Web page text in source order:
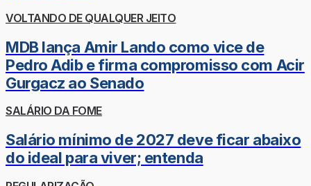
VOLTANDO DE QUALQUER JEITO
MDB lança Amir Lando como vice de
Pedro Adib e firma compromisso com Acir
Gurgacz ao Senado
SALÁRIO DA FOME
Salário mínimo de 2027 deve ficar abaixo
do ideal para viver; entenda